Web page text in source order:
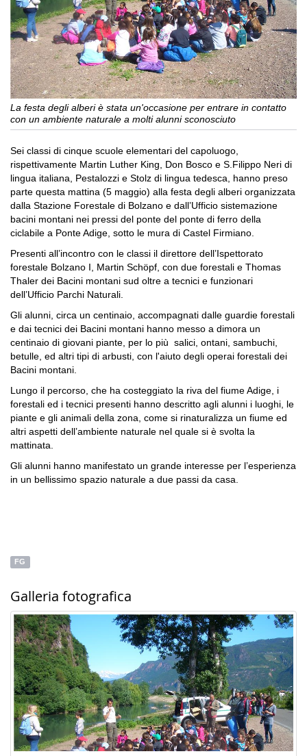
La festa degli alberi è stata un'occasione per entrare in contatto
con un ambiente naturale a molti alunni sconosciuto
Sei classi di cinque scuole elementari del capoluogo,
rispettivamente Martin Luther King, Don Bosco e S.Filippo Neri di
lingua italiana, Pestalozzi e Stolz di lingua tedesca, hanno preso
parte questa mattina (5 maggio) alla festa degli alberi organizzata
dalla Stazione Forestale di Bolzano e dall’Ufficio sistemazione
bacini montani nei pressi del ponte del ponte di ferro della
ciclabile a Ponte Adige, sotto le mura di Castel Firmiano.
Presenti all’incontro con le classi il direttore dell’Ispettorato
forestale Bolzano I, Martin Schöpf, con due forestali e Thomas
Thaler dei Bacini montani sud oltre a tecnici e funzionari
dell’Ufficio Parchi Naturali.
Gli alunni, circa un centinaio, accompagnati dalle guardie forestali
e dai tecnici dei Bacini montani hanno messo a dimora un
centinaio di giovani piante, per lo più salici, ontani, sambuchi,
betulle, ed altri tipi di arbusti, con l'aiuto degli operai forestali dei
Bacini montani.
Lungo il percorso, che ha costeggiato la riva del fiume Adige, i
forestali ed i tecnici presenti hanno descritto agli alunni i luoghi, le
piante e gli animali della zona, come si rinaturalizza un fiume ed
altri aspetti dell’ambiente naturale nel quale si è svolta la
mattinata.
Gli alunni hanno manifestato un grande interesse per l’esperienza
in un bellissimo spazio naturale a due passi da casa.
FG
Galleria fotografica